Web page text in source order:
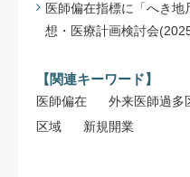
医師偏在指標に「へき
想・医療計画検討会
【関連キーワード】
医師偏在 外来医師過多
区域
新規開業